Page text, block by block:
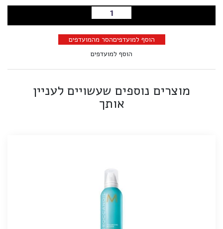
הוספה לסל
הוסף למועדפיםהסר מהמועדפים
הוסף למועדפים
מוצרים נוספים שעשויים לעניין
אותך